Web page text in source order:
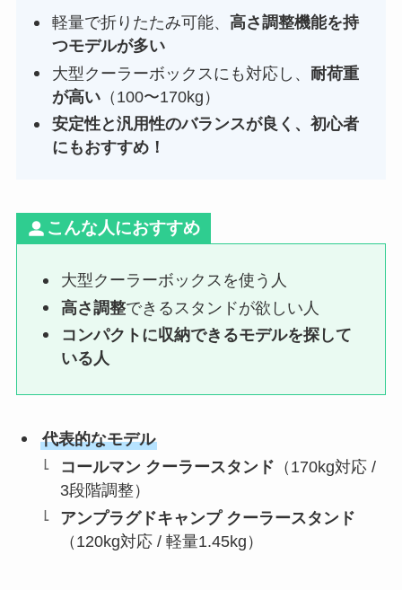
軽量で折りたたみ可能、高さ調整機能を持
つモデルが多い
大型クーラーボックスにも対応し、 耐荷重
が高い （100〜170kg）
安定性と汎用性のバランスが良く、初心者
にもおすすめ！
こんな人におすすめ
大型クーラーボックスを使う人
高さ調整できるスタンドが欲しい人
コンパクトに収納できるモデルを探して
いる人
代表的なモデル
コールマン クーラースタンド （170kg対応 /
3段階調整）
アンプラグドキャンプ クーラースタンド
（120kg対応 / 軽量1.45kg）